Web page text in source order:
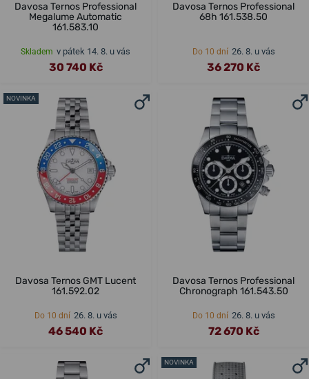
Davosa Ternos Professional
Megalume Automatic
161.583.10
Skladem v pátek 14. 8. u vás
30 740 Kč
Davosa Ternos Professional
68h 161.538.50
Do 10 dní 26. 8. u vás
36 270 Kč
NOVINKA
Davosa Ternos GMT Lucent
161.592.02
Do 10 dní 26. 8. u vás
46 540 Kč
Davosa Ternos Professional
Chronograph 161.543.50
Do 10 dní 26. 8. u vás
72 670 Kč
NOVINKA